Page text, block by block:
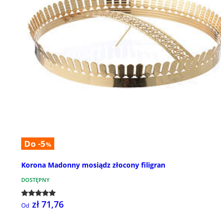
Do -5%
Korona Madonny mosiądz złocony filigran
DOSTĘPNY
Od zł 71,76